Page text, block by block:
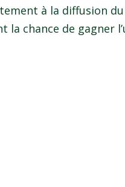
à la diffusion
chance de gagner